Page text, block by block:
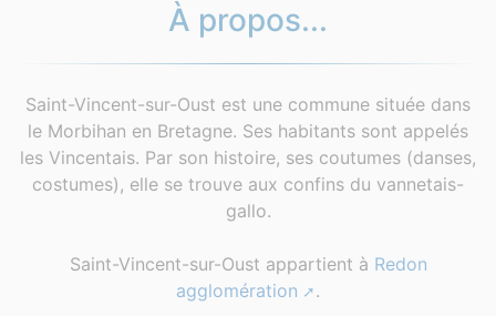
À propos...
Saint-Vincent-sur-Oust est une commune située dans
le Morbihan en Bretagne. Ses habitants sont appelés
les Vincentais. Par son histoire, ses coutumes (danses,
costumes), elle se trouve aux confins du vannetais-
gallo.
Saint-Vincent-sur-Oust appartient à Redon
agglomération
.